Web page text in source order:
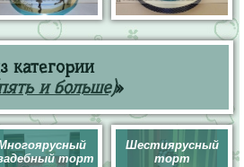
категории
и больше)»
торт
Шестиярусный
торт